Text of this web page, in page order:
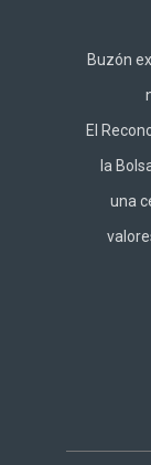
Buzón
El
la
una